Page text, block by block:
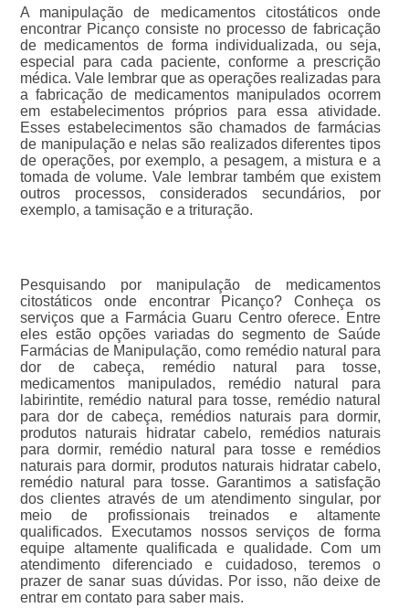
A manipulação de medicamentos citostáticos onde
encontrar Picanço consiste no processo de fabricação
de medicamentos de forma individualizada, ou seja,
especial para cada paciente, conforme a prescrição
médica. Vale lembrar que as operações realizadas para
a fabricação de medicamentos manipulados ocorrem
em estabelecimentos próprios para essa atividade.
Esses estabelecimentos são chamados de farmácias
de manipulação e nelas são realizados diferentes tipos
de operações, por exemplo, a pesagem, a mistura e a
tomada de volume. Vale lembrar também que existem
outros processos, considerados secundários, por
exemplo, a tamisação e a trituração.
Pesquisando por manipulação de medicamentos
citostáticos onde encontrar Picanço? Conheça os
serviços que a Farmácia Guaru Centro oferece. Entre
eles estão opções variadas do segmento de Saúde
Farmácias de Manipulação, como remédio natural para
dor de cabeça, remédio natural para tosse,
medicamentos manipulados, remédio natural para
labirintite, remédio natural para tosse, remédio natural
para dor de cabeça, remédios naturais para dormir,
produtos naturais hidratar cabelo, remédios naturais
para dormir, remédio natural para tosse e remédios
naturais para dormir, produtos naturais hidratar cabelo,
remédio natural para tosse. Garantimos a satisfação
dos clientes através de um atendimento singular, por
meio de profissionais treinados e altamente
qualificados. Executamos nossos serviços de forma
equipe altamente qualificada e qualidade. Com um
atendimento diferenciado e cuidadoso, teremos o
prazer de sanar suas dúvidas. Por isso, não deixe de
entrar em contato para saber mais.